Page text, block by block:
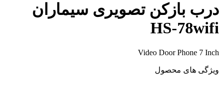
درب بازکن تصویری سیماران
HS-78wifi
Video Door Phone 7 Inch
ویژگی های محصول